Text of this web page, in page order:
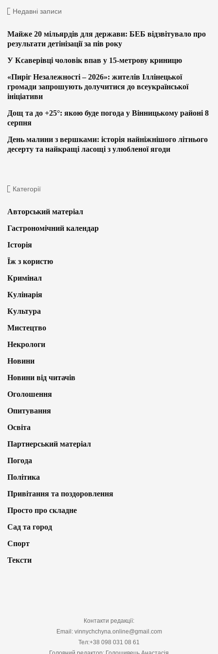
Недавні записи
Майже 20 мільярдів для держави: БЕБ відзвітувало про
результати детінізації за пів року
У Ксаверівці чоловік впав у 15-метрову криницю
«Пиріг Незалежності – 2026»: жителів Іллінецької
громади запрошують долучитися до всеукраїнської
ініціативи
Дощ та до +25°: якою буде погода у Вінницькому районі 8
серпня
День малини з вершками: історія найніжнішого літнього
десерту та найкращі ласощі з улюбленої ягоди
Категорії
Авторський матеріал
Гастрономічний календар
Історія
Їж з користю
Кримінал
Кулінарія
Культура
Мистецтво
Некрологи
Новини
Новини від читачів
Оголошення
Опитування
Освіта
Партнерський матеріал
Погода
Політика
Привітання та поздоровлення
Просто про складне
Сад та город
Спорт
Тексти
Контакти редакції:
Email: vinnychchyna.online@gmail.com
Тел:+38 098 031 08 61